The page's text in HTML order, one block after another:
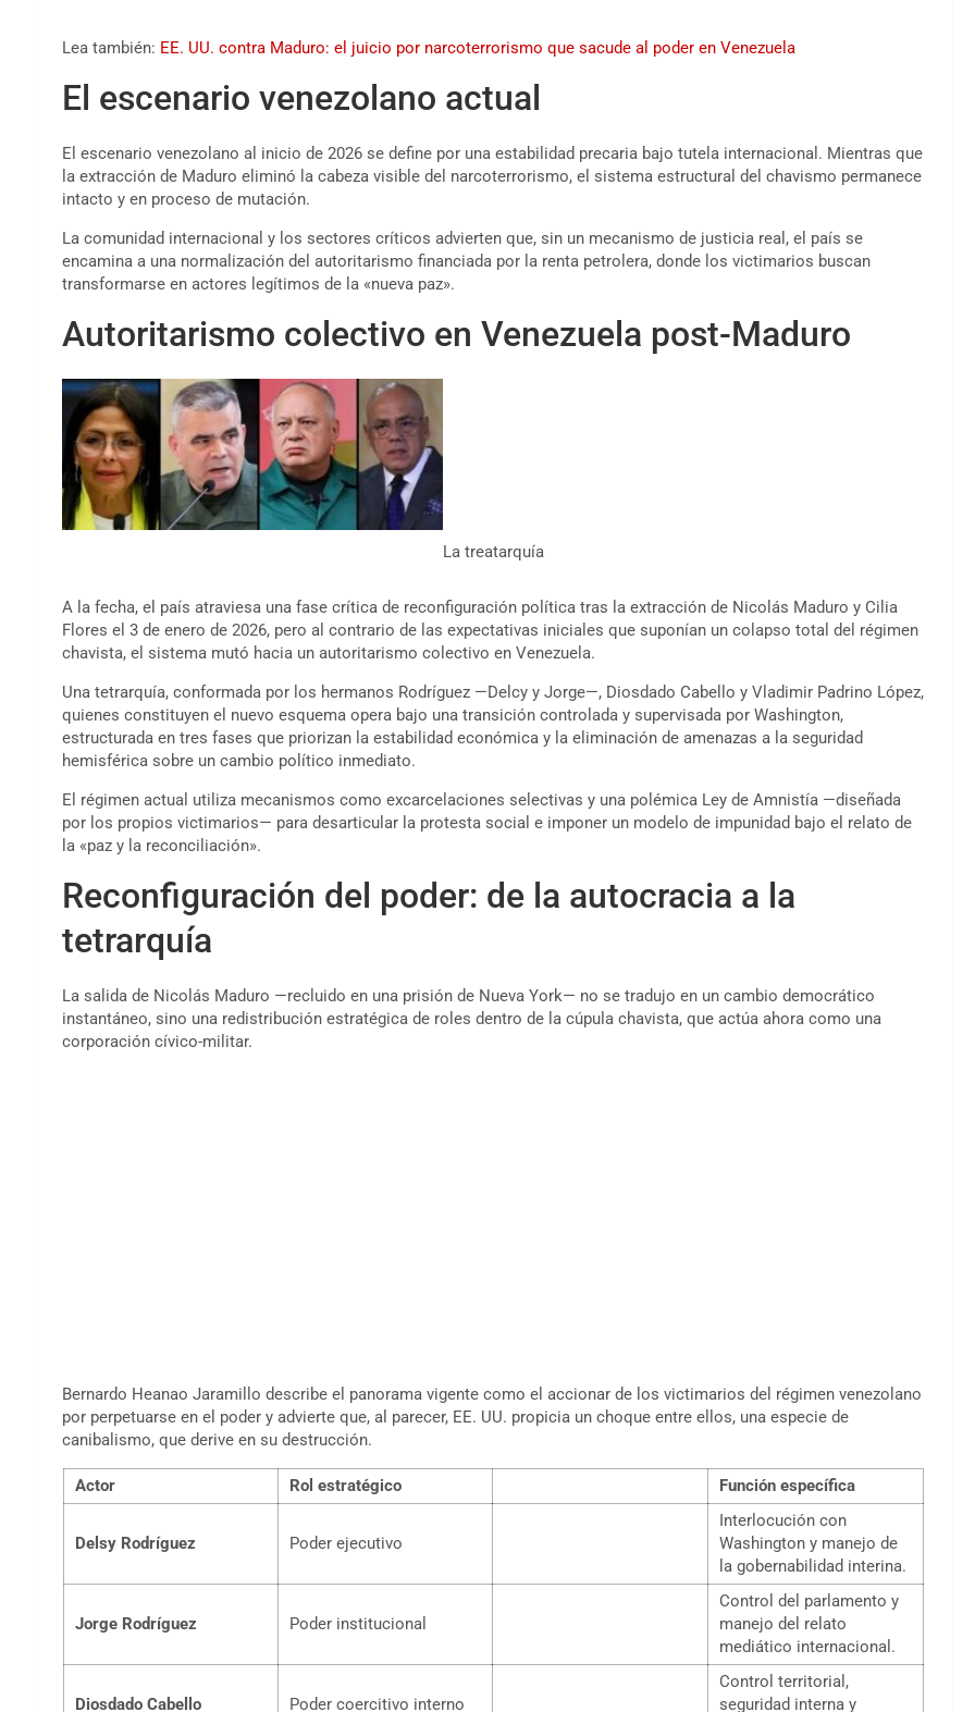
Lea también: EE. UU. contra Maduro: el juicio por narcoterrorismo que sacude al poder en Venezuela
El escenario venezolano actual
El escenario venezolano al inicio de 2026 se define por una estabilidad precaria bajo tutela internacional. Mientras que
la extracción de Maduro eliminó la cabeza visible del narcoterrorismo, el sistema estructural del chavismo permanece
intacto y en proceso de mutación.
La comunidad internacional y los sectores críticos advierten que, sin un mecanismo de justicia real, el país se
encamina a una normalización del autoritarismo financiada por la renta petrolera, donde los victimarios buscan
transformarse en actores legítimos de la «nueva paz».
Autoritarismo colectivo en Venezuela post-Maduro
La treatarquía
A la fecha, el país atraviesa una fase crítica de reconfiguración política tras la extracción de Nicolás Maduro y Cilia
Flores el 3 de enero de 2026, pero al contrario de las expectativas iniciales que suponían un colapso total del régimen
chavista, el sistema mutó hacia un autoritarismo colectivo en Venezuela.
Una tetrarquía, conformada por los hermanos Rodríguez —Delcy y Jorge—, Diosdado Cabello y Vladimir Padrino López,
quienes constituyen el nuevo esquema opera bajo una transición controlada y supervisada por Washington,
estructurada en tres fases que priorizan la estabilidad económica y la eliminación de amenazas a la seguridad
hemisférica sobre un cambio político inmediato.
El régimen actual utiliza mecanismos como excarcelaciones selectivas y una polémica Ley de Amnistía —diseñada
por los propios victimarios— para desarticular la protesta social e imponer un modelo de impunidad bajo el relato de
la «paz y la reconciliación».
Reconfiguración del poder: de la autocracia a la
tetrarquía
La salida de Nicolás Maduro —recluido en una prisión de Nueva York— no se tradujo en un cambio democrático
instantáneo, sino una redistribución estratégica de roles dentro de la cúpula chavista, que actúa ahora como una
corporación cívico-militar.
Bernardo Heanao Jaramillo describe el panorama vigente como el accionar de los victimarios del régimen venezolano
por perpetuarse en el poder y advierte que, al parecer, EE. UU. propicia un choque entre ellos, una especie de
canibalismo, que derive en su destrucción.
Actor Rol estratégico Función específica
Delsy Rodríguez Poder ejecutivo
Interlocución con
Washington y manejo de
la gobernabilidad interina.
Jorge Rodríguez Poder institucional
Control del parlamento y
manejo del relato
mediático internacional.
Diosdado Cabello Poder coercitivo interno
Control territorial,
seguridad interna y